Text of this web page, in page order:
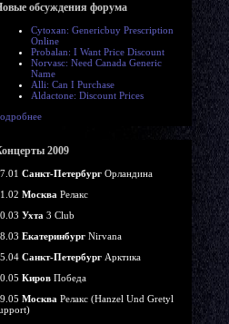
обсуждения форума
Cytoxan: Genericbuy Prescription
Online
Probalan: I Want Price Discount
Norvasc: Need Canada Generic
Name
Alli: Can I Purchase
Aldactone: Discount Prices
2009
Санкт-Петербург Орландина
Москва Релакс
Ухта 3 Club
Екатеринбург Nirvana
Санкт-Петербург Арктика
Киров Победа
Москва Релакс (Hanzel Und Gretyl